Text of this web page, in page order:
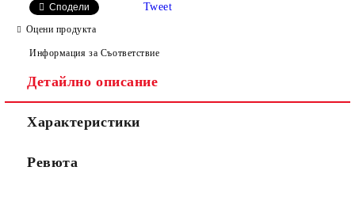
Сподели Tweet
Оцени продукта
Информация за Съответствие
Детайлно описание
Характеристики
Ревюта